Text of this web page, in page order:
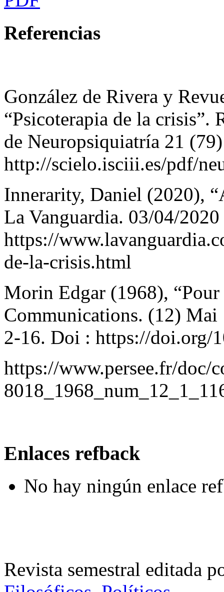
Referencias
González de Rivera y
“Psicoterapia de la crisis”.
de Neuropsiquiatría 21
http://scielo.isciii.es/pdf/
Innerarity, Daniel (2020),
La Vanguardia. 03/04/
https://
de-la-crisis.html
Morin Edgar (1968),
Communications. (12) Mai
2-16. Doi : https://doi.org/
https://www.persee.fr/doc/
Enlaces refback
No hay ningún enlace
Revista semestral editada